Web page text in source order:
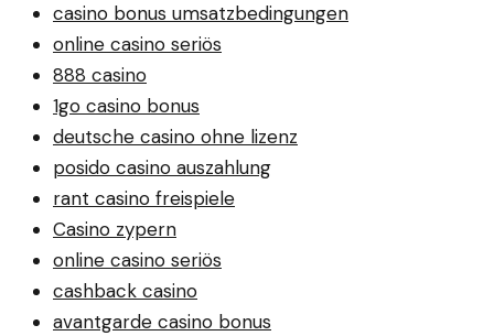
casino bonus umsatzbedingungen
online casino seriös
888 casino
1go casino bonus
deutsche casino ohne lizenz
posido casino auszahlung
rant casino freispiele
Casino zypern
online casino seriös
cashback casino
avantgarde casino bonus